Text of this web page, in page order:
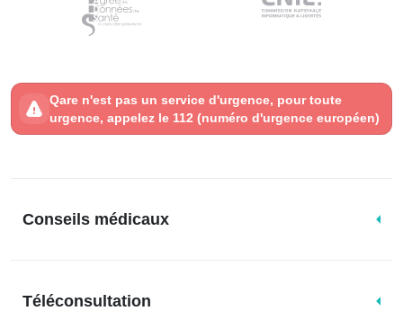
Qare n'est pas un service d'urgence, pour toute
urgence, appelez le 112 (numéro d'urgence européen)
Conseils médicaux
Téléconsultation